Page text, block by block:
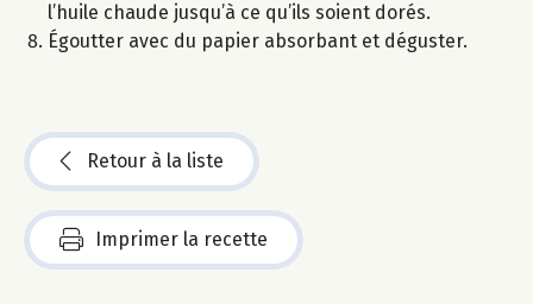
l’huile chaude jusqu’à ce qu’ils soient dorés.
Égoutter avec du papier absorbant et déguster.
Retour à la liste
Imprimer la recette